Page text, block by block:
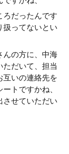
ろだったんです
扱ってないとい
んの方に、中海
ただいて、担当
互いの連絡先を
トですかね、
させていただい